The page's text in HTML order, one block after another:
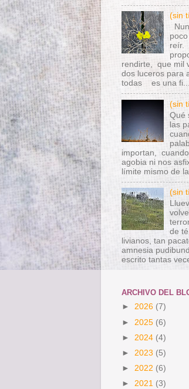
(sin
reír.
rendirte, que mil
dos luceros para
todas es una fi...
(sin
Qué
las
importan,
agobia ni nos
límite mismo de la
(sin
de
livianos, tan
amnesia
escrito tantas
ARCHIVO DEL
► 2026 (7)
► 2025 (6)
► 2024 (4)
► 2023 (5)
► 2022 (6)
► 2021 (3)